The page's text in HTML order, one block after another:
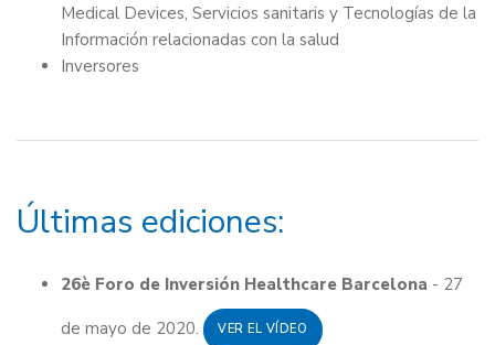
Medical Devices, Servicios sanitaris y Tecnologías de la
Información relacionadas con la salud
Inversores
Últimas ediciones:
26è Foro de Inversión Healthcare Barcelona - 27
de mayo de 2020. VER EL VÍDEO